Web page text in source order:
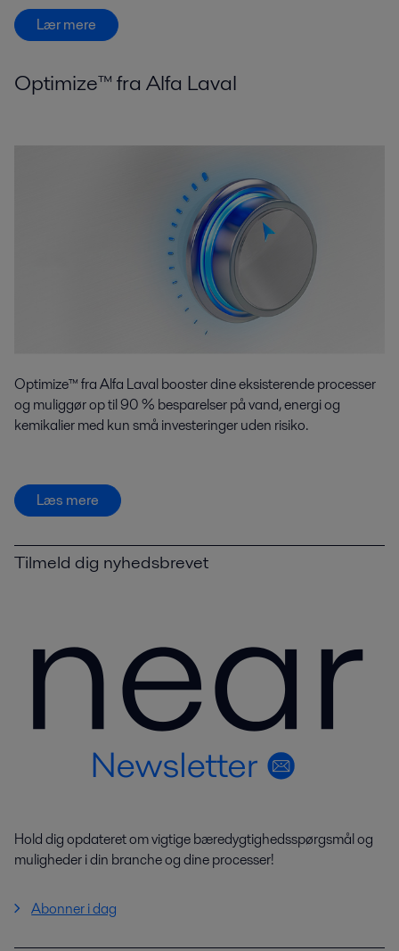
Lær mere
Optimize™ fra Alfa Laval
Optimize™ fra Alfa Laval booster dine eksisterende processer
og muliggør op til 90 % besparelser på vand, energi og
kemikalier med kun små investeringer uden risiko.
Læs mere
Tilmeld dig nyhedsbrevet
Hold dig opdateret om vigtige bæredygtighedsspørgsmål og
muligheder i din branche og dine processer!
Abonner i dag